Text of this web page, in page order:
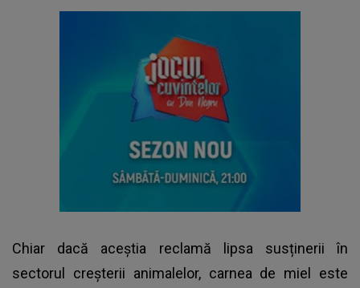
Chiar dacă aceștia reclamă lipsa susținerii în
sectorul creșterii animalelor, carnea de miel este